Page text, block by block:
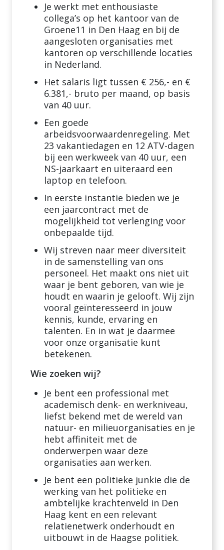
Je werkt met enthousiaste
collega’s op het kantoor van de
Groene11 in Den Haag en bij de
aangesloten organisaties met
kantoren op verschillende locaties
in Nederland.
Het salaris ligt tussen € 256,- en €
6.381,- bruto per maand, op basis
van 40 uur.
Een goede
arbeidsvoorwaardenregeling. Met
23 vakantiedagen en 12 ATV-dagen
bij een werkweek van 40 uur, een
NS-jaarkaart en uiteraard een
laptop en telefoon.
In eerste instantie bieden we je
een jaarcontract met de
mogelijkheid tot verlenging voor
onbepaalde tijd.
Wij streven naar meer diversiteit
in de samenstelling van ons
personeel. Het maakt ons niet uit
waar je bent geboren, van wie je
houdt en waarin je gelooft. Wij zijn
vooral geïnteresseerd in jouw
kennis, kunde, ervaring en
talenten. En in wat je daarmee
voor onze organisatie kunt
betekenen.
Wie zoeken wij?
Je bent een professional met
academisch denk- en werkniveau,
liefst bekend met de wereld van
natuur- en milieuorganisaties en je
hebt affiniteit met de
onderwerpen waar deze
organisaties aan werken.
Je bent een politieke junkie die de
werking van het politieke en
ambtelijke krachtenveld in Den
Haag kent en een relevant
relatienetwerk onderhoudt en
uitbouwt in de Haagse politiek.